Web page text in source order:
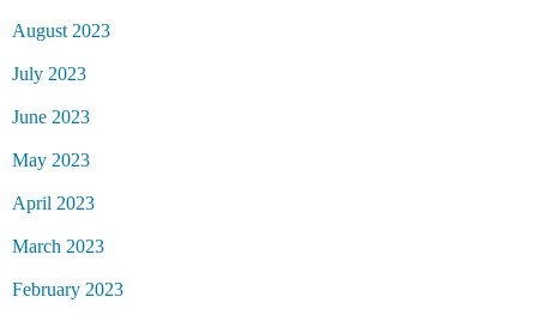
August 2023
July 2023
June 2023
May 2023
April 2023
March 2023
February 2023